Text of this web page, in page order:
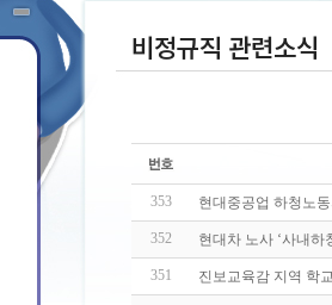
비정규직 관련소식
353 현대중공업 하청노
352 현대차 노사 ‘사내
351 진보교육감 지역 학